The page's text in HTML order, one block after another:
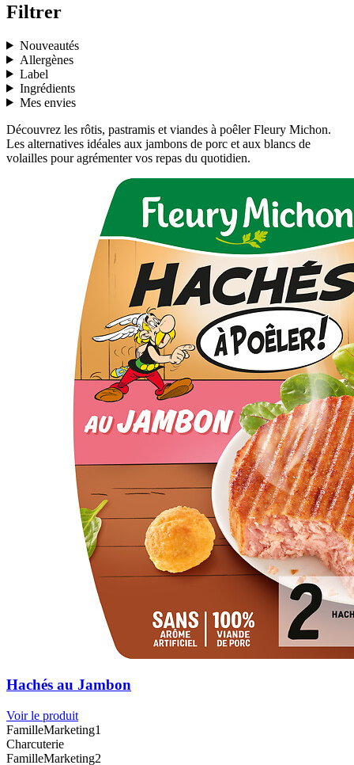
Filtrer
Nouveautés
Allergènes
Label
Ingrédients
Mes envies
Découvrez les rôtis, pastramis et viandes à poêler Fleury Michon.
Les alternatives idéales aux jambons de porc et aux blancs de
volailles pour agrémenter vos repas du quotidien.
Hachés au Jambon
Voir le produit
FamilleMarketing1
Charcuterie
FamilleMarketing2